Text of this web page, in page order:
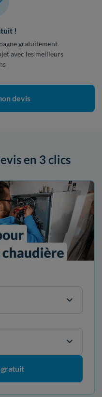
!
gratuitement
avec les meilleurs
devis
en 3 clics
gratuit